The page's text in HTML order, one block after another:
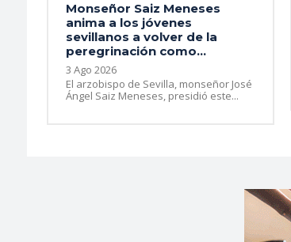
Monseñor Saiz Meneses
anima a los jóvenes
sevillanos a volver de la
peregrinación como...
3 Ago 2026
El arzobispo de Sevilla, monseñor José
Ángel Saiz Meneses, presidió este...